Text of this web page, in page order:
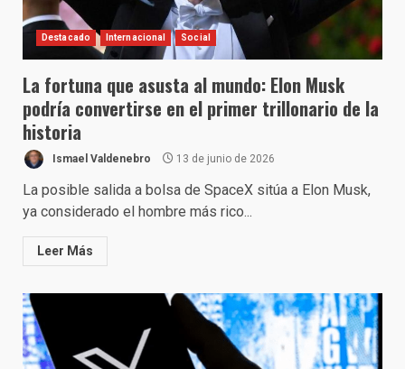
Destacado Internacional Social
La fortuna que asusta al mundo: Elon Musk
podría convertirse en el primer trillonario de la
historia
Ismael Valdenebro 13 de junio de 2026
La posible salida a bolsa de SpaceX sitúa a Elon Musk,
ya considerado el hombre más rico...
Leer Más